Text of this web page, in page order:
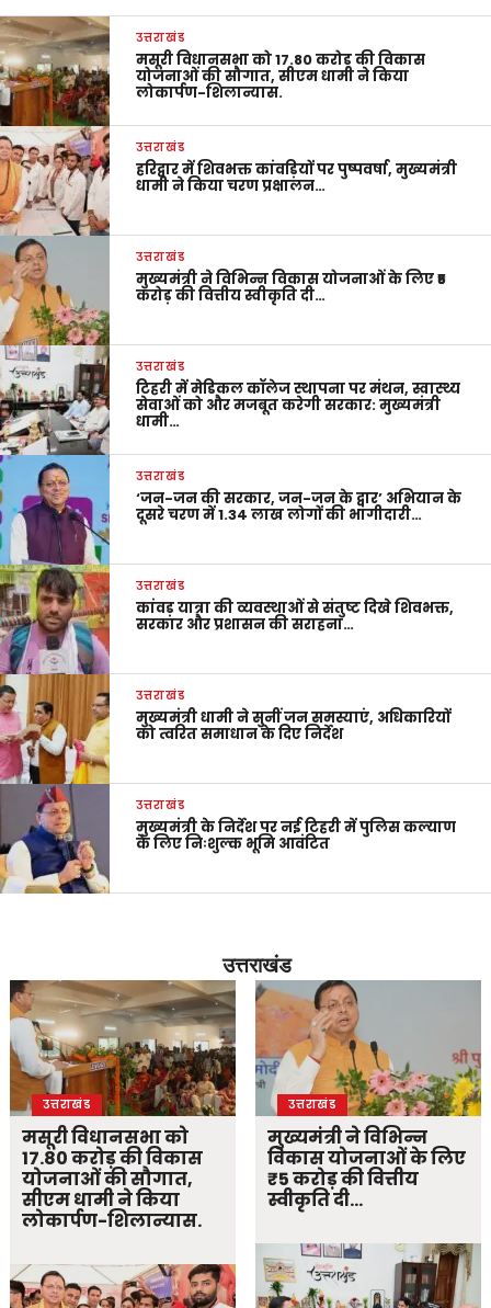
उत्तराखंड
मसूरी विधानसभा को 17.80 करोड़ की विकास
योजनाओं की सौगात, सीएम धामी ने किया
लोकार्पण-शिलान्यास.
उत्तराखंड
हरिद्वार में शिवभक्त कांवड़ियों पर पुष्पवर्षा, मुख्यमंत्री
धामी ने किया चरण प्रक्षालन…
उत्तराखंड
मुख्यमंत्री ने विभिन्न विकास योजनाओं के लिए ₹5
करोड़ की वित्तीय स्वीकृति दी…
उत्तराखंड
टिहरी में मेडिकल कॉलेज स्थापना पर मंथन, स्वास्थ्य
सेवाओं को और मजबूत करेगी सरकार: मुख्यमंत्री
धामी…
उत्तराखंड
‘जन-जन की सरकार, जन-जन के द्वार’ अभियान के
दूसरे चरण में 1.34 लाख लोगों की भागीदारी…
उत्तराखंड
कांवड़ यात्रा की व्यवस्थाओं से संतुष्ट दिखे शिवभक्त,
सरकार और प्रशासन की सराहना…
उत्तराखंड
मुख्यमंत्री धामी ने सुनीं जन समस्याएं, अधिकारियों
को त्वरित समाधान के दिए निर्देश
उत्तराखंड
मुख्यमंत्री के निर्देश पर नई टिहरी में पुलिस कल्याण
के लिए निःशुल्क भूमि आवंटित
उत्तराखंड
उत्तराखंड
मसूरी विधानसभा को
17.80 करोड़ की विकास
योजनाओं की सौगात,
सीएम धामी ने किया
लोकार्पण-शिलान्यास.
उत्तराखंड
मुख्यमंत्री ने विभिन्न
विकास योजनाओं के लिए
₹5 करोड़ की वित्तीय
स्वीकृति दी…